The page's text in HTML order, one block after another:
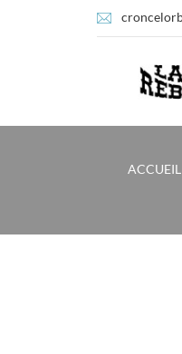
ACCUEIL